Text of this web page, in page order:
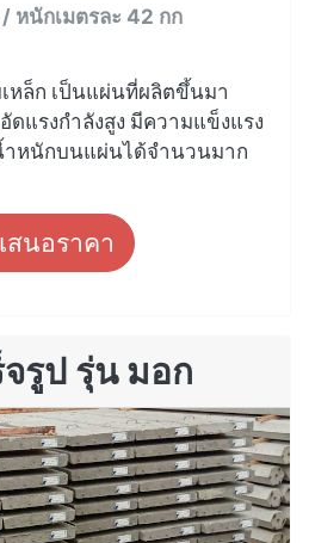
หนักเมตรละ 42 กก
หล็ก เป็นแผ่นที่ผลิตขึ้นมา
แรงกำลังสูง มีความแข็งแรง
ำหนักบนแผ่นได้จำนวนมาก
สนอราคา
รูป รุ่น มอก